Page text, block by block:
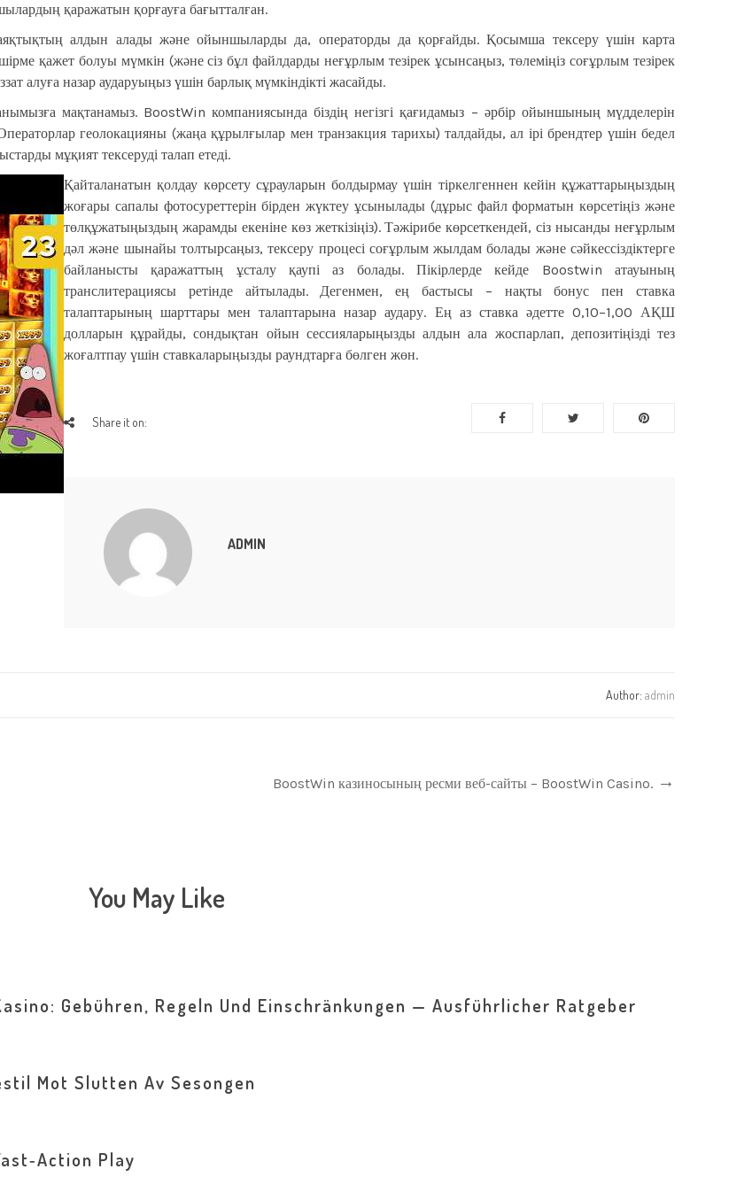
қаражатын қорғауға бағытталған.
алдын алады және ойыншыларды да, операторды да қорғайды. Қосымша тексеру үшін карта
қажет болуы мүмкін (және сіз бұл файлдарды неғұрлым тезірек ұсынсаңыз, төлеміңіз соғұрлым тезірек
алуға назар аударуыңыз үшін барлық мүмкіндікті жасайды.
мақтанамыз. BoostWin компаниясында біздің негізгі қағидамыз – әрбір ойыншының мүдделерін
геолокацияны (жаңа құрылғылар мен транзакция тарихы) талдайды, ал ірі брендтер үшін бедел
мұқият тексеруді талап етеді.
Қайталанатын қолдау көрсету сұрауларын болдырмау үшін тіркелгеннен кейін құжаттарыңыздың
жоғары сапалы фотосуреттерін бірден жүктеу ұсынылады (дұрыс файл форматын көрсетіңіз және
төлқұжатыңыздың жарамды екеніне көз жеткізіңіз). Тәжірибе көрсеткендей, сіз нысанды неғұрлым
дәл және шынайы толтырсаңыз, тексеру процесі соғұрлым жылдам болады және сәйкессіздіктерге
байланысты қаражаттың ұсталу қаупі аз болады. Пікірлерде кейде Boostwin атауының
транслитерациясы ретінде айтылады. Дегенмен, ең бастысы – нақты бонус пен ставка
талаптарының шарттары мен талаптарына назар аудару. Ең аз ставка әдетте 0,10–1,00 АҚШ
долларын құрайды, сондықтан ойын сессияларыңызды алдын ала жоспарлап, депозитіңізді тез
жоғалтпау үшін ставкаларыңызды раундтарға бөлген жөн.
Share it on:
ADMIN
Author: admin
BoostWin казиносының ресми веб-сайты – BoostWin Casino.
You May Like
Gebühren, Regeln Und Einschränkungen — Ausführlicher Ratgeber
Mot Slutten Av Sesongen
Play